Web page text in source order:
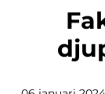
Fakta om syre: En